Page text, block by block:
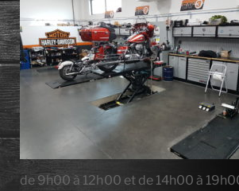
de 9h00 à 12h00 et de 14h00 à